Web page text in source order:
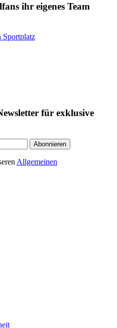
ihr eigenes Team
für exklusive
Abonnieren
Allgemeinen